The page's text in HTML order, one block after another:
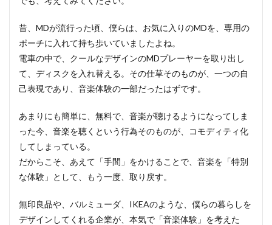
昔、MDが流行った頃、僕らは、お気に入りのMDを、専用の
ポーチに入れて持ち歩いていましたよね。
電車の中で、クールなデザインのMDプレーヤーを取り出し
て、ディスクを入れ替える。その仕草そのものが、一つの自
己表現であり、音楽体験の一部だったはずです。
あまりにも簡単に、無料で、音楽が聴けるようになってしま
った今、音楽を聴くという行為そのものが、コモディティ化
してしまっている。
だからこそ、あえて「手間」をかけることで、音楽を「特別
な体験」として、もう一度、取り戻す。
無印良品や、バルミューダ、IKEAのような、僕らの暮らしを
デザインしてくれる企業が、本気で「音楽体験」を考えた